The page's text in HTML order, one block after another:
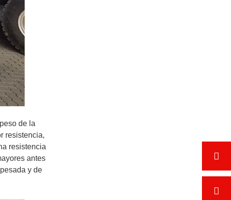
de la
resistencia,
resistencia
antes
y de